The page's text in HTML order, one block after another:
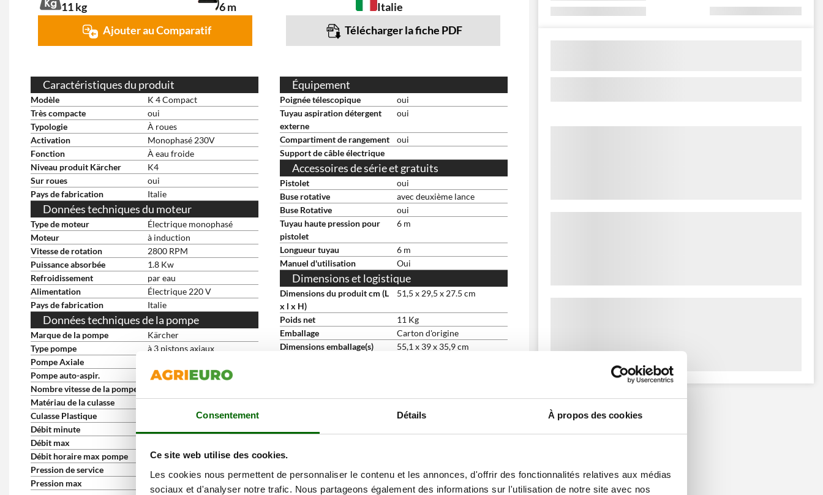
Consentement Détails À propos des cookies
Ce site web utilise des cookies.
Les cookies nous permettent de personnaliser le contenu et les annonces, d'offrir des fonctionnalités relatives aux médias
sociaux et d'analyser notre trafic. Nous partageons également des informations sur l'utilisation de notre site avec nos
11 kg 6 m Italie
Ajouter au Comparatif Télécharger la fiche PDF
Caractéristiques du produit
Modèle
K 4 Compact
Très compacte
oui
Typologie
À roues
Activation
Monophasé 230V
Fonction
À eau froide
Niveau produit Kärcher
K4
Sur roues
oui
Pays de fabrication
Italie
Données techniques du moteur
Type de moteur
Électrique monophasé
Moteur
à induction
Vitesse de rotation
2800 RPM
Puissance absorbée
1.8 Kw
Refroidissement
par eau
Alimentation
Électrique 220 V
Pays de fabrication
Italie
Données techniques de la pompe
Marque de la pompe
Kärcher
Type pompe
à 3 pistons axiaux
Pompe Axiale
Pompe auto-aspir.
oui
Nombre vitesse de la pompe
Matériau de la culasse
N-Cor (plastique)
Culasse Plastique
Débit minute
Débit max
Débit horaire max pompe
420 L/h
Pression de service
110 bar
Pression max
Équipement
Poignée télescopique
oui
Tuyau aspiration détergent
externe
oui
Compartiment de rangement
oui
Support de câble électrique
Accessoires de série et gratuits
Pistolet
oui
Buse rotative
avec deuxième lance
Buse Rotative
oui
Tuyau haute pression pour
pistolet
6 m
Longueur tuyau
6 m
Manuel d'utilisation
Oui
Dimensions et logistique
Dimensions du produit cm (L
x l x H)
51,5 x 29,5 x 27.5 cm
Poids net
11 Kg
Emballage
Carton d'origine
Dimensions emballage(s)
55,1 x 39 x 35,9 cm